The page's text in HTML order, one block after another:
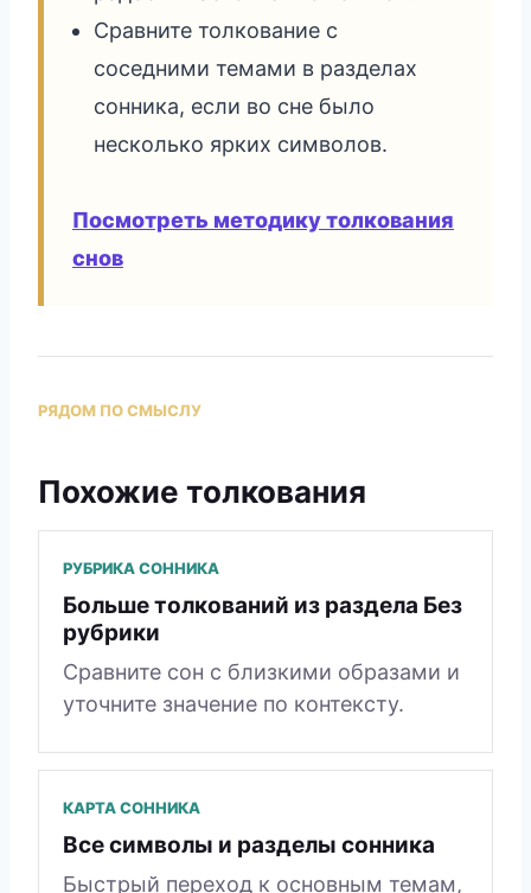
Сравните толкование с
соседними темами в разделах
сонника, если во сне было
несколько ярких символов.
Посмотреть методику толкования
снов
РЯДОМ ПО СМЫСЛУ
Похожие толкования
РУБРИКА СОННИКА
Больше толкований из раздела Без
рубрики
Сравните сон с близкими образами и
уточните значение по контексту.
КАРТА СОННИКА
Все символы и разделы сонника
Быстрый переход к основным темам,